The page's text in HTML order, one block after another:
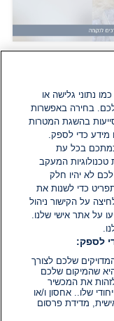
נתוני גלישה או
בחירה באפשרות
בהשגת המטרות
מידע כדי לספק.
בכל עת
המעקב
לא יהיו חלק
כדי לשנות את
על הקישור ניהול
על אתר אישי שלנו.
לספק:
שלכם לצורך
שהמיקום שלכם
את המכשיר
שלו.. אחסון ו/או
מדידת פרסום